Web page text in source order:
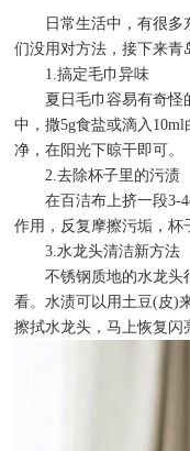
日常生活中，有很多
们没用对方法，接下来青
1.搞定毛巾异味
夏日毛巾容易有奇怪
中，撒5g食盐或滴入
净，在阳光下晾干即可。
2.去除杯子里的污渍
在百洁布上挤一段3-
作用，反复摩擦污垢，杯
3.水龙头清洁新方法
不锈钢质地的水龙头
看。水渍可以用土豆(皮)
擦拭水龙头，马上恢复闪